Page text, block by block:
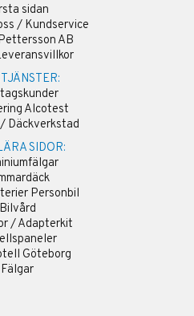
sidan
/ Kundservice
AB
Alcotest
Däckverkstad
SIDOR:
Personbil
Bilvård
/ Adapterkit
Göteborg
Fälgar